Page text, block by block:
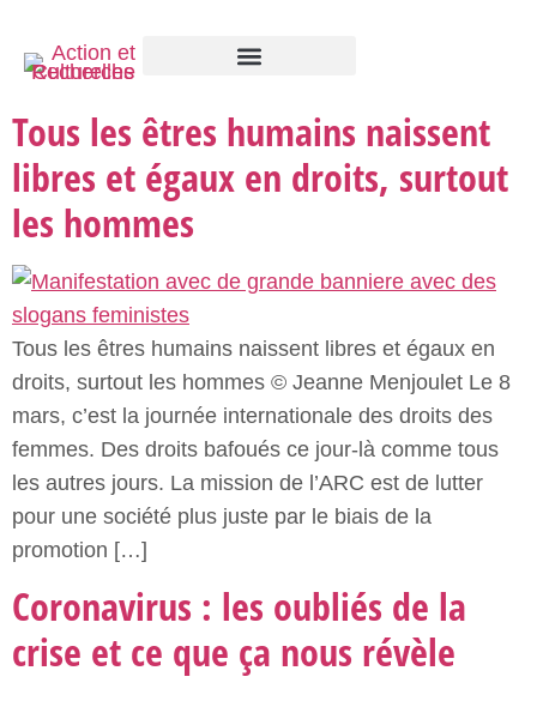
Tous les êtres humains naissent
libres et égaux en droits, surtout
les hommes
Tous les êtres humains naissent libres et égaux en
droits, surtout les hommes © Jeanne Menjoulet Le 8
mars, c’est la journée internationale des droits des
femmes. Des droits bafoués ce jour-là comme tous
les autres jours. La mission de l’ARC est de lutter
pour une société plus juste par le biais de la
promotion […]
Coronavirus : les oubliés de la
crise et ce que ça nous révèle